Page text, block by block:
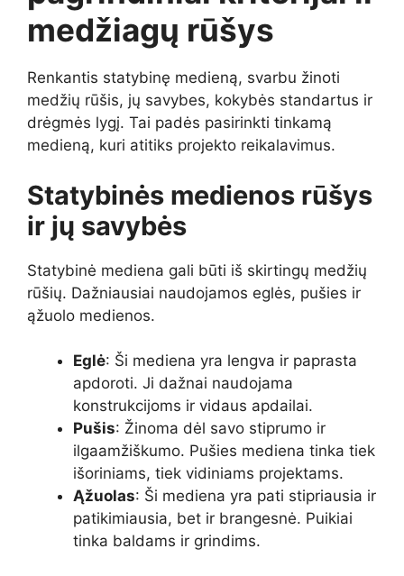
medžiagų rūšys
Renkantis statybinę medieną, svarbu žinoti
medžių rūšis, jų savybes, kokybės standartus ir
drėgmės lygį. Tai padės pasirinkti tinkamą
medieną, kuri atitiks projekto reikalavimus.
Statybinės medienos rūšys
ir jų savybės
Statybinė mediena gali būti iš skirtingų medžių
rūšių. Dažniausiai naudojamos eglės, pušies ir
ąžuolo medienos.
Eglė: Ši mediena yra lengva ir paprasta
apdoroti. Ji dažnai naudojama
konstrukcijoms ir vidaus apdailai.
Pušis: Žinoma dėl savo stiprumo ir
ilgaamžiškumo. Pušies mediena tinka tiek
išoriniams, tiek vidiniams projektams.
Ąžuolas: Ši mediena yra pati stipriausia ir
patikimiausia, bet ir brangesnė. Puikiai
tinka baldams ir grindims.